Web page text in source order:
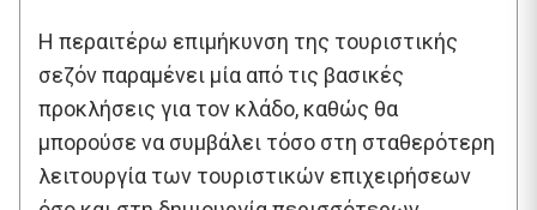
Η περαιτέρω επιμήκυνση της τουριστικής
σεζόν παραμένει μία από τις βασικές
προκλήσεις για τον κλάδο, καθώς θα
μπορούσε να συμβάλει τόσο στη σταθερότερη
λειτουργία των τουριστικών επιχειρήσεων